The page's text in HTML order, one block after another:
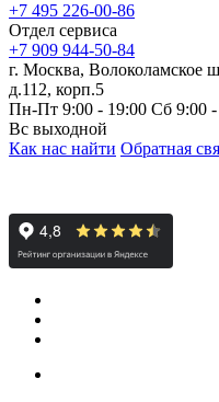
+7 495 226-00-86
Отдел сервиса
+7 909 944-50-84
г. Москва, Волоколамское
д.112, корп.5
Пн-Пт 9:00 - 19:00 Сб 9:00 -
Вс выходной
Как нас найти Обратная